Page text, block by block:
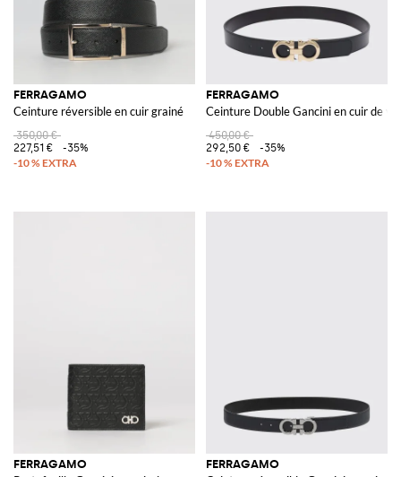
FERRAGAMO
Ceinture réversible en cuir grainé
350,00 €
227,51 €
-35%
FERRAGAMO
Ceinture Double Gancini en cuir de
450,00 €
292,50 €
-35%
FERRAGAMO FERRAGAMO